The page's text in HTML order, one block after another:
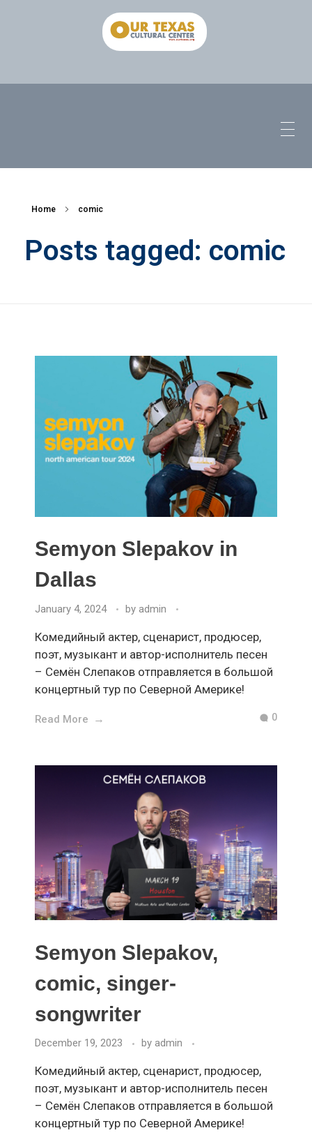
Home comic
Posts tagged: comic
Semyon Slepakov in
Dallas
January 4, 2024 by admin
Комедийный актер, сценарист, продюсер,
поэт, музыкант и автор-исполнитель песен
– Семён Слепаков отправляется в большой
концертный тур по Северной Америке!
Read More 0
Semyon Slepakov,
comic, singer-
songwriter
December 19, 2023 by admin
Комедийный актер, сценарист, продюсер,
поэт, музыкант и автор-исполнитель песен
– Семён Слепаков отправляется в большой
концертный тур по Северной Америке!